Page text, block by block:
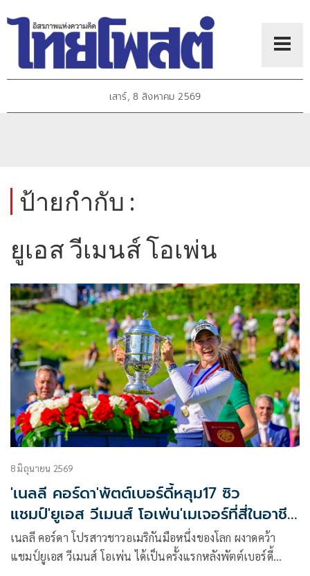
เสาร์, 8 สิงหาคม 2569
ป้ายกำกับ :
ยูเอส วีเมนส์ โอเพ่น
8 มิถุนายน 2569
'เนลลี คอร์ดา'พัตต์เบอร์ดี้หลุม17 ซิว
แชมป์'ยูเอส วีเมนส์ โอเพ่น'เมเจอร์ที่สี่ในอาชีพ
'ปาจรีย์'จบที่8ร่วม
เนลลี คอร์ดา โปรสาวชาวอเมริกันมือหนึ่งของโลก ผงาดคว้า
แชมป์ยูเอส วีเมนส์ โอเพ่น ได้เป็นครั้งแรกหลังพัตต์เบอร์ดี้